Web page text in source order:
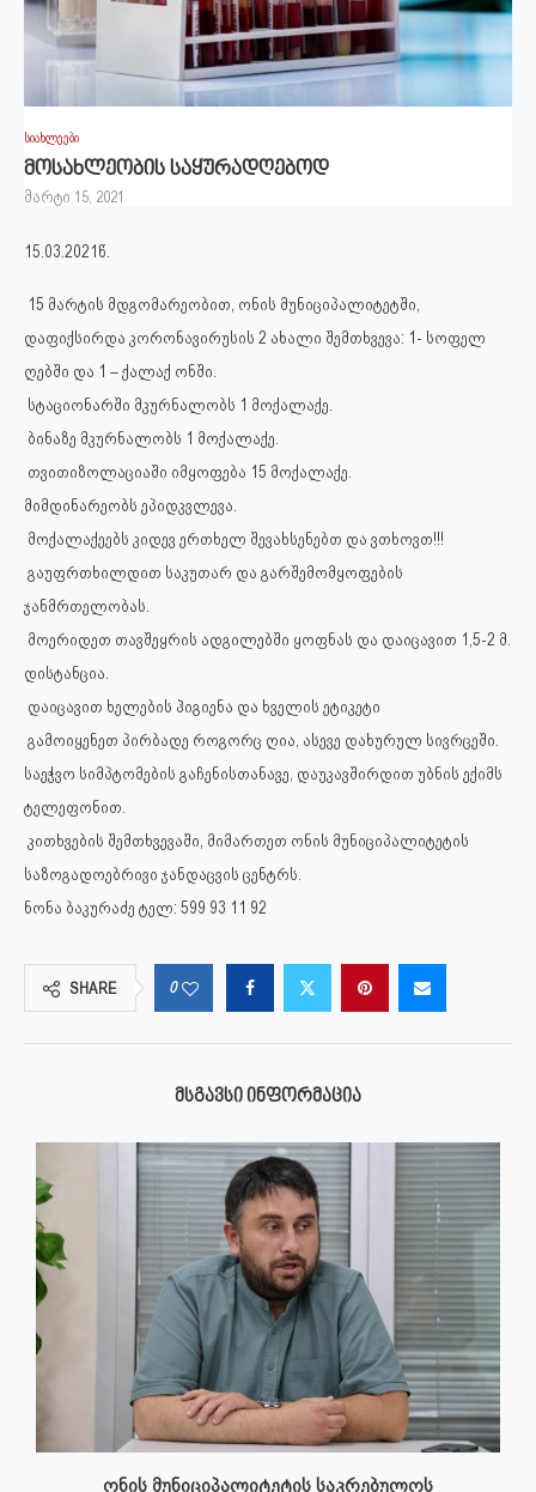
სიახლეები
მოსახლეობის საყურადღებოდ
მარტი 15, 2021
15.03.2021წ.
15 მარტის მდგომარეობით, ონის მუნიციპალიტეტში,
დაფიქსირდა კორონავირუსის 2 ახალი შემთხვევა: 1- სოფელ
ღებში და 1 – ქალაქ ონში.
სტაციონარში მკურნალობს 1 მოქალაქე.
ბინაზე მკურნალობს 1 მოქალაქე.
თვითიზოლაციაში იმყოფება 15 მოქალაქე.
მიმდინარეობს ეპიდკვლევა.
მოქალაქეებს კიდევ ერთხელ შევახსენებთ და ვთხოვთ!!!
გაუფრთხილდით საკუთარ და გარშემომყოფების
ჯანმრთელობას.
მოერიდეთ თავშეყრის ადგილებში ყოფნას და დაიცავით 1,5-2 მ.
დისტანცია.
დაიცავით ხელების ჰიგიენა და ხველის ეტიკეტი
გამოიყენეთ პირბადე როგორც ღია, ასევე დახურულ სივრცეში.
საეჭვო სიმპტომების გაჩენისთანავე, დაუკავშირდით უბნის ექიმს
ტელეფონით.
კითხვების შემთხვევაში, მიმართეთ ონის მუნიციპალიტეტის
საზოგადოებრივი ჯანდაცვის ცენტრს.
ნონა ბაკურაძე ტელ: 599 93 11 92
SHARE 0
ᲛᲡᲒᲐᲕᲡᲘ ᲘᲜᲤᲝᲠᲛᲐᲪᲘᲐ
ონის მუნიციპალიტეტის საკრებულოს